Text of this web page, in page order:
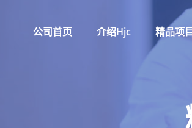
公司首页 介绍hjc 精品项